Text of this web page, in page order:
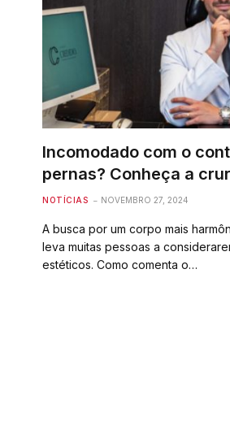
Incomodado com o
pernas? Conheça a
NOTÍCIAS NOVEMBRO 27, 2024
A busca por um corpo mais
leva muitas pessoas a
estéticos. Como comenta o…